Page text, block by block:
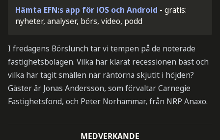
Hämta EFN:s app för iOS och Android - gratis:
nyheter, analyser, börs, video, podd
I fredagens Börslunch tar vi tempen på de noterade
fastighetsbolagen. Vilka har klarat recessionen bäst och
vilka har tagit smällen när räntorna skjutit i höjden?
Gäster är Jonas Andersson, som förvaltar Carnegie
Fastighetsfond, och Peter Norhammar, från NRP Anaxo.
MEDVERKANDE